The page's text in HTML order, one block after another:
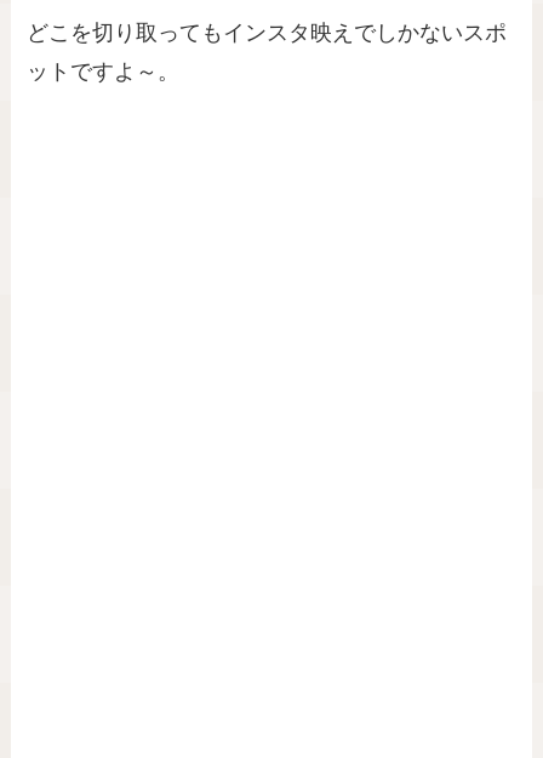
どこを切り取ってもインスタ映えでしかないスポ
ットですよ～。